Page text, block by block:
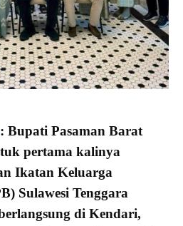
: Bupati Pasaman Barat
pertama kalinya
Ikatan Keluarga
Sulawesi Tenggara
di Kendari,